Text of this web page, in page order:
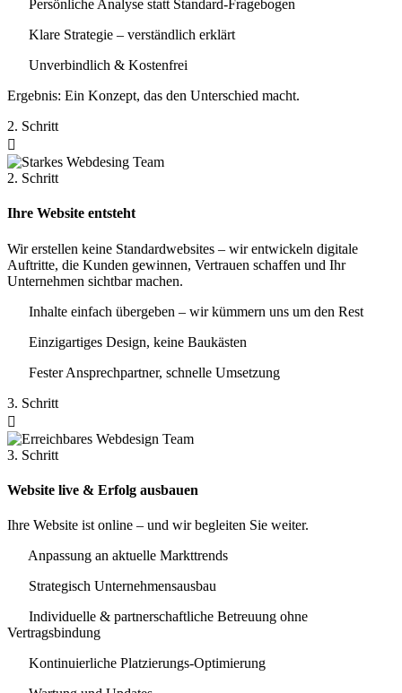
Persönliche Analyse statt Standard-Fragebogen
Klare Strategie – verständlich erklärt
Unverbindlich & Kostenfrei
Ergebnis: Ein Konzept, das den Unterschied macht.
2. Schritt

2. Schritt
Ihre Website entsteht
Wir erstellen keine Standardwebsites – wir entwickeln digitale
Auftritte, die Kunden gewinnen, Vertrauen schaffen und Ihr
Unternehmen sichtbar machen.
Inhalte einfach übergeben – wir kümmern uns um den Rest
Einzigartiges Design, keine Baukästen
Fester Ansprechpartner, schnelle Umsetzung
3. Schritt

3. Schritt
Website live & Erfolg ausbauen
Ihre Website ist online – und wir begleiten Sie weiter.
Anpassung an aktuelle Markttrends
Strategisch Unternehmensausbau
Individuelle & partnerschaftliche Betreuung ohne
Vertragsbindung
Kontinuierliche Platzierungs-Optimierung